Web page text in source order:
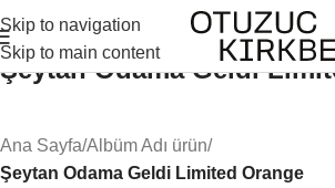
Skip to navigation
Skip to main content
Şeytan Odama Geldi
Ana Sayfa/Albüm Adı ürün/
Şeytan Odama Geldi Limited Orange